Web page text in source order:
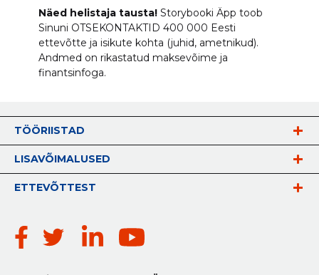
Näed helistaja tausta! Storybooki Äpp toob
Sinuni OTSEKONTAKTID 400 000 Eesti
ettevõtte ja isikute kohta (juhid, ametnikud).
Andmed on rikastatud maksevõime ja
finantsinfoga.
TÖÖRIISTAD
LISAVÕIMALUSED
ETTEVÕTTEST